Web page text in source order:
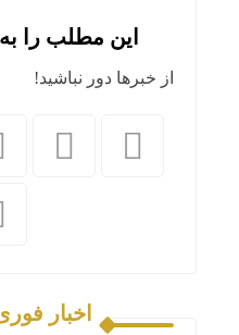
این مطلب را
از خبرها دور نباشید!
اخبار